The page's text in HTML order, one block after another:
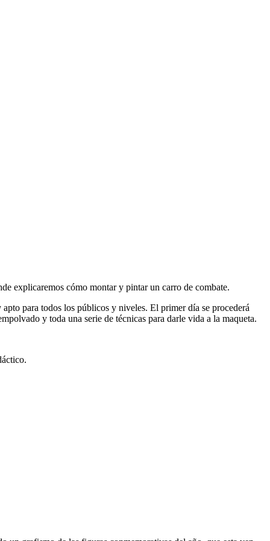
explicaremos cómo montar y pintar un carro de combate.
para todos los públicos y niveles. El primer día se procederá
y toda una serie de técnicas para darle vida a la maqueta.